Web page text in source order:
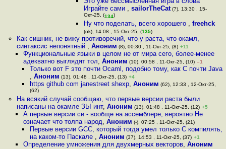
Играйте сами , sailorTheCat(?), 13:30 , 15-
Окт-25, (134)
Ну что поделать, всего хорошего , freehck
(ok), 14:08 , 15-Окт-25, (135)
Как сишник, не вижу противоречий, что у раста, что окамл,
синтаксис непонятный , Аноним (8), 00:30 , 11-Окт-25, (8) +11
Функциональные языки в целом не от мира сего, более-менее
адекватно выглядят тол, Аноним (10), 00:58 , 11-Окт-25, (10) –1
Только вот F это почти Ocaml, подобно тому, как C почти Java
,Аноним (13), 01:48 , 11-Окт-25, (13) +4
https github com janestreet shexp,Аноним (62), 12:33 , 12-Окт-25,
(62)
На всякий случай сообщаю, что первые версии раста были
написаны на окамле ЗЫ инт, Аноним (13), 01:48 , 11-Окт-25, (12) +5
А первые версии си - вообще на ассемблере, вероятно Не
означает что толпа народ, Аноним (-), 07:25 , 11-Окт-25, (21)
Первые версии GCC, который тогда умел только C компилять,
на каком-то Паскале ,Аноним (37), 14:53 , 11-Окт-25, (37) +1
Определение умножения для двухмерных векторов, Аноним